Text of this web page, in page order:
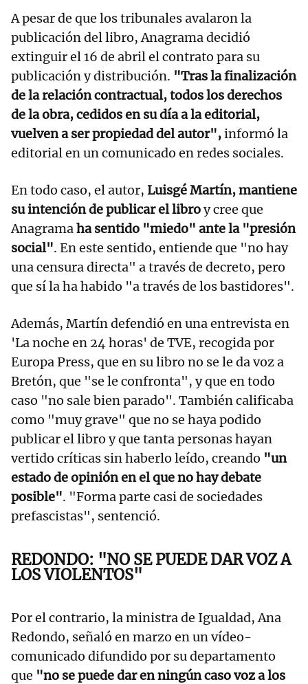
A pesar de que los tribunales avalaron la
publicación del libro, Anagrama decidió
extinguir el 16 de abril el contrato para su
publicación y distribución. "Tras la finalización
de la relación contractual, todos los derechos
de la obra, cedidos en su día a la editorial,
vuelven a ser propiedad del autor",informó la
editorial en un comunicado en redes sociales.
En todo caso, el autor, Luisgé Martín, mantiene
su intención de publicar el libroy cree que
Anagramaha sentido "miedo" ante la "presión
social". En este sentido, entiende que "no hay
una censura directa" a través de decreto, pero
que sí la ha habido "a través de los bastidores".
Además, Martín defendió en una entrevista en
'La noche en 24 horas' de TVE, recogida por
Europa Press, que en su libro no se le da voz a
Bretón, que "se le confronta", y que en todo
caso "no sale bien parado". También calificaba
como "muy grave" que no se haya podido
publicar el libro y que tanta personas hayan
vertido críticas sin haberlo leído, creando "un
estado de opinión en el que no hay debate
posible". "Forma parte casi de sociedades
prefascistas", sentenció.
REDONDO: "NO SE PUEDE DAR VOZ A
LOS VIOLENTOS"
Por el contrario, la ministra de Igualdad, Ana
Redondo, señaló en marzo en un vídeo-
comunicado difundido por su departamento
que "no se puede dar en ningún caso voz a los